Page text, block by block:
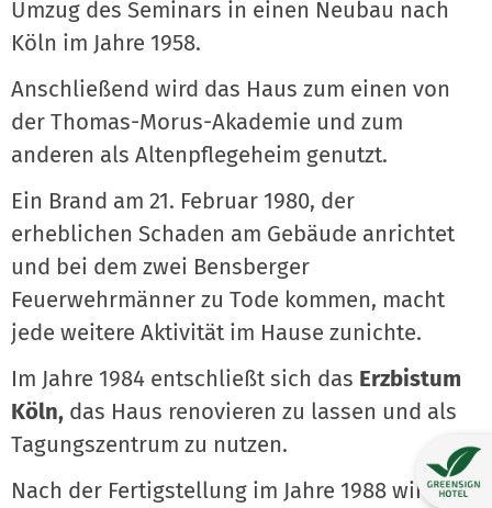
Umzug des Seminars in einen Neubau nach
Köln im Jahre 1958.
Anschließend wird das Haus zum einen von
der Thomas-Morus-Akademie und zum
anderen als Altenpflegeheim genutzt.
Ein Brand am 21. Februar 1980, der
erheblichen Schaden am Gebäude anrichtet
und bei dem zwei Bensberger
Feuerwehrmänner zu Tode kommen, macht
jede weitere Aktivität im Hause zunichte.
Im Jahre 1984 entschließt sich das Erzbistum
Köln, das Haus renovieren zu lassen und als
Tagungszentrum zu nutzen.
Nach der Fertigstellung im Jahre 1988 wird